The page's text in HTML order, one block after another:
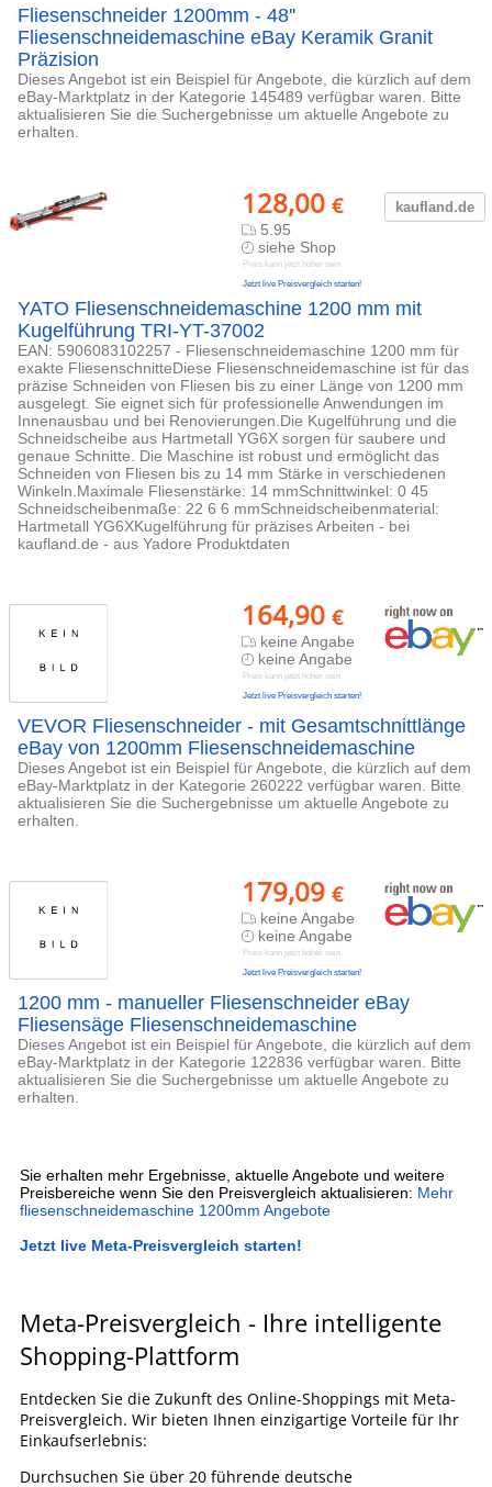
Fliesenschneider 1200mm - 48''
Fliesenschneidemaschine eBay Keramik Granit
Präzision
Dieses Angebot ist ein Beispiel für Angebote, die kürzlich auf dem
eBay-Marktplatz in der Kategorie 145489 verfügbar waren. Bitte
aktualisieren Sie die Suchergebnisse um aktuelle Angebote zu
erhalten.
kaufland.de
128,00 €
5.95
siehe Shop
Preis kann jetzt höher sein
Jetzt live Preisvergleich starten!
YATO Fliesenschneidemaschine 1200 mm mit
Kugelführung TRI-YT-37002
EAN: 5906083102257 - Fliesenschneidemaschine 1200 mm für
exakte FliesenschnitteDiese Fliesenschneidemaschine ist für das
präzise Schneiden von Fliesen bis zu einer Länge von 1200 mm
ausgelegt. Sie eignet sich für professionelle Anwendungen im
Innenausbau und bei Renovierungen.Die Kugelführung und die
Schneidscheibe aus Hartmetall YG6X sorgen für saubere und
genaue Schnitte. Die Maschine ist robust und ermöglicht das
Schneiden von Fliesen bis zu 14 mm Stärke in verschiedenen
Winkeln.Maximale Fliesenstärke: 14 mmSchnittwinkel: 0 45
Schneidscheibenmaße: 22 6 6 mmSchneidscheibenmaterial:
Hartmetall YG6XKugelführung für präzises Arbeiten - bei
kaufland.de - aus Yadore Produktdaten
164,90 €
keine Angabe
keine Angabe
Preis kann jetzt höher sein
Jetzt live Preisvergleich starten!
VEVOR Fliesenschneider - mit Gesamtschnittlänge
eBay von 1200mm Fliesenschneidemaschine
Dieses Angebot ist ein Beispiel für Angebote, die kürzlich auf dem
eBay-Marktplatz in der Kategorie 260222 verfügbar waren. Bitte
aktualisieren Sie die Suchergebnisse um aktuelle Angebote zu
erhalten.
179,09 €
keine Angabe
keine Angabe
Preis kann jetzt höher sein
Jetzt live Preisvergleich starten!
1200 mm - manueller Fliesenschneider eBay
Fliesensäge Fliesenschneidemaschine
Dieses Angebot ist ein Beispiel für Angebote, die kürzlich auf dem
eBay-Marktplatz in der Kategorie 122836 verfügbar waren. Bitte
aktualisieren Sie die Suchergebnisse um aktuelle Angebote zu
erhalten.
Sie erhalten mehr Ergebnisse, aktuelle Angebote und weitere
Preisbereiche wenn Sie den Preisvergleich aktualisieren: Mehr
fliesenschneidemaschine 1200mm Angebote
Jetzt live Meta-Preisvergleich starten!
Meta-Preisvergleich - Ihre intelligente
Shopping-Plattform
Entdecken Sie die Zukunft des Online-Shoppings mit Meta-
Preisvergleich. Wir bieten Ihnen einzigartige Vorteile für Ihr
Einkaufserlebnis:
Durchsuchen Sie über 20 führende deutsche